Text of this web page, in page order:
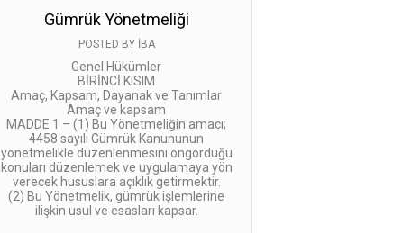
Gümrük Yönetmeliği
POSTED BY İBA
Genel Hükümler
BİRİNCİ KISIM
Amaç, Kapsam, Dayanak ve Tanımlar
Amaç ve kapsam
MADDE 1 – (1) Bu Yönetmeliğin amacı;
4458 sayılı Gümrük Kanununun
yönetmelikle düzenlenmesini öngördüğü
konuları düzenlemek ve uygulamaya yön
verecek hususlara açıklık getirmektir.
(2) Bu Yönetmelik, gümrük işlemlerine
ilişkin usul ve esasları kapsar.